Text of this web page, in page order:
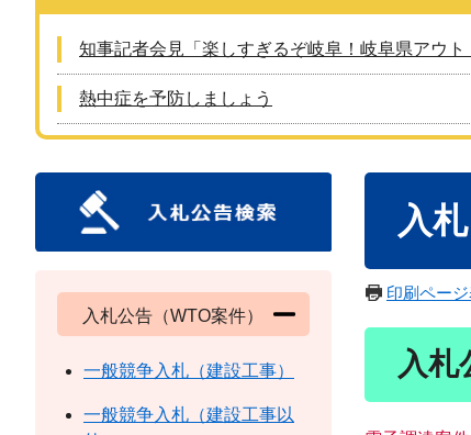
知事記者会見「楽しすぎるぞ岐阜！岐阜県アウ
熱中症を予防しましょう
入
印刷ペー
入札
入札公告（WTO案件）
一般競争入札（建設工事）
一般競争入札（建設工事以